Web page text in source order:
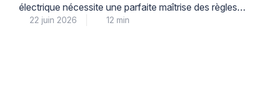
électrique nécessite une parfaite maîtrise des règles
de sécurité et de la norme NFC 15-100, car la
22 juin 2026 12 min